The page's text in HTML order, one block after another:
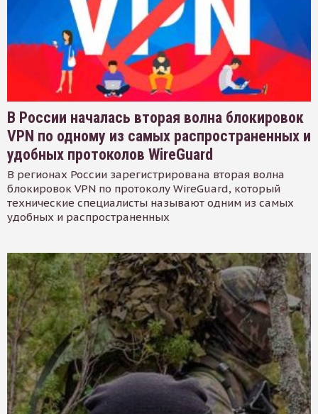
В России началась вторая волна блокировок
VPN по одному из самых распространенных и
удобных протоколов WireGuard
В регионах России зарегистрирована вторая волна
блокировок VPN по протоколу WireGuard, который
технические специалисты называют одним из самых
удобных и распространенных